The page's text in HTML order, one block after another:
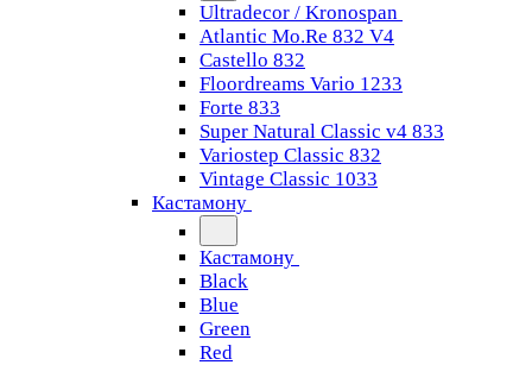
Ultradecor / Kronospan
Atlantic Mo.Re 832 V4
Castello 832
Floordreams Vario 1233
Forte 833
Super Natural Classic v4 833
Variostep Classic 832
Vintage Classic 1033
Кастамону
Кастамону
Black
Blue
Green
Red